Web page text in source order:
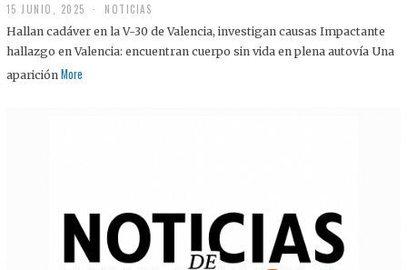
15 JUNIO, 2025 NOTICIAS
Hallan cadáver en la V-30 de Valencia, investigan causas Impactante
hallazgo en Valencia: encuentran cuerpo sin vida en plena autovía Una
aparición More